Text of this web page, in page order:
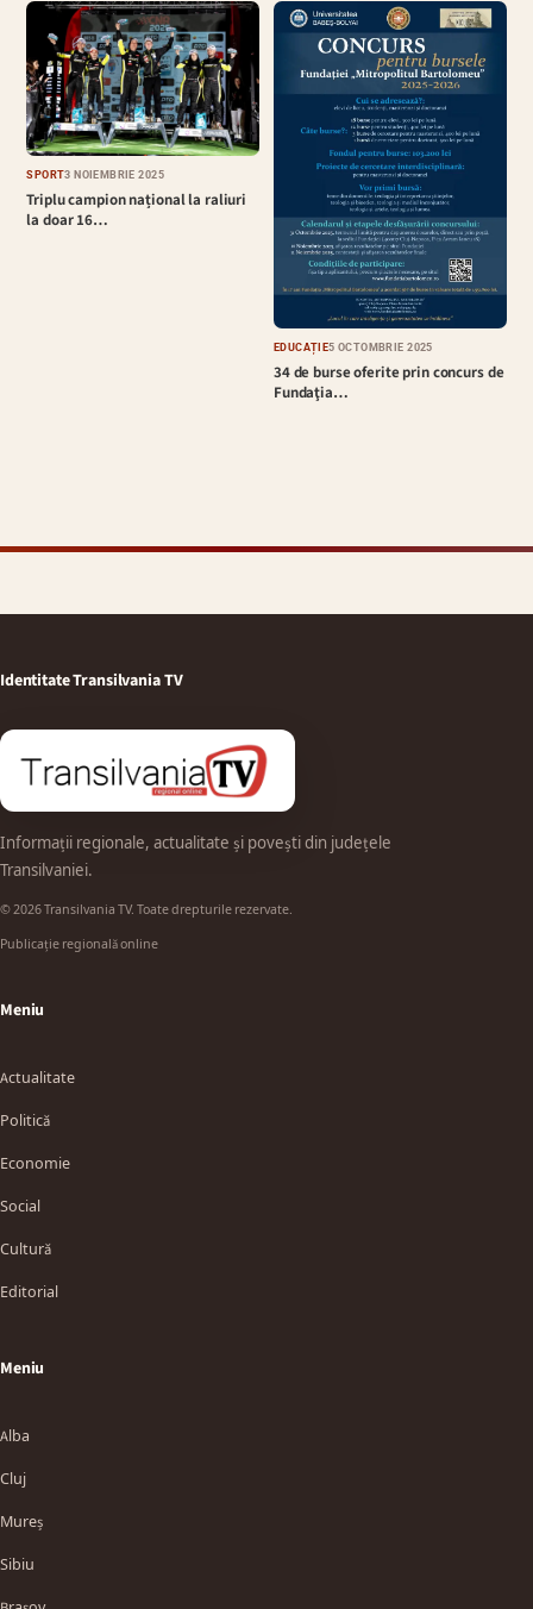
SPORT3 NOIEMBRIE 2025
Triplu campion național la raliuri
la doar 16…
EDUCAȚIE5 OCTOMBRIE 2025
34 de burse oferite prin concurs de
Fundaţia…
Identitate Transilvania TV
Informații regionale, actualitate și povești din județele
Transilvaniei.
© 2026 Transilvania TV. Toate drepturile rezervate.
Publicație regională online
Meniu
Actualitate
Politică
Economie
Social
Cultură
Editorial
Meniu
Alba
Cluj
Mureș
Sibiu